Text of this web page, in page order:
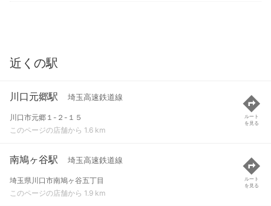
近くの駅
川口元郷駅 埼玉高速鉄道線
川口市元郷１-２-１５
このページの店舗から 1.6 km
ルート
を見る
南鳩ヶ谷駅 埼玉高速鉄道線
埼玉県川口市南鳩ヶ谷五丁目
このページの店舗から 1.9 km
ルート
を見る